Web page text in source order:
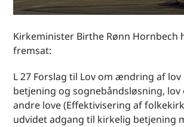
Kirkeminister Birthe Rønn Hornbech
fremsat:
L 27 Forslag til Lov om ændring af
betjening og sognebåndsløsning,
andre love (Effektivisering af
udvidet adgang til kirkelig betjening